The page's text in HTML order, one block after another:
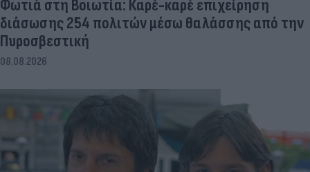
Φωτιά στη Βοιωτία: Καρέ-καρέ επιχείρηση
διάσωσης 254 πολιτών μέσω θαλάσσης από την
Πυροσβεστική
08.08.2026